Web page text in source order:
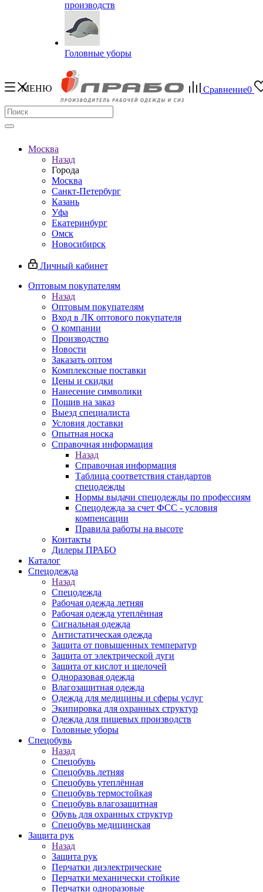
производств
Головные уборы
МЕНЮ Сравнение0
Москва
Назад
Города
Москва
Санкт-Петербург
Казань
Уфа
Екатеринбург
Омск
Новосибирск
Личный кабинет
Оптовым покупателям
Назад
Оптовым покупателям
Вход в ЛК оптового покупателя
О компании
Производство
Новости
Заказать оптом
Комплексные поставки
Цены и скидки
Нанесение символики
Пошив на заказ
Выезд специалиста
Условия доставки
Опытная носка
Справочная информация
Назад
Справочная информация
Таблица соответствия стандартов
спецодежды
Нормы выдачи спецодежды по профессиям
Спецодежда за счет ФСС - условия
компенсации
Правила работы на высоте
Контакты
Дилеры ПРАБО
Каталог
Спецодежда
Назад
Спецодежда
Рабочая одежда летняя
Рабочая одежда утеплённая
Сигнальная одежда
Антистатическая одежда
Защита от повышенных температур
Защита от электрической дуги
Защита от кислот и щелочей
Одноразовая одежда
Влагозащитная одежда
Одежда для медицины и сферы услуг
Экипировка для охранных структур
Одежда для пищевых производств
Головные уборы
Спецобувь
Назад
Спецобувь
Спецобувь летняя
Спецобувь утеплённая
Спецобувь термостойкая
Спецобувь влагозащитная
Обувь для охранных структур
Спецобувь медицинская
Защита рук
Назад
Защита рук
Перчатки диэлектрические
Перчатки механически стойкие
Перчатки одноразовые